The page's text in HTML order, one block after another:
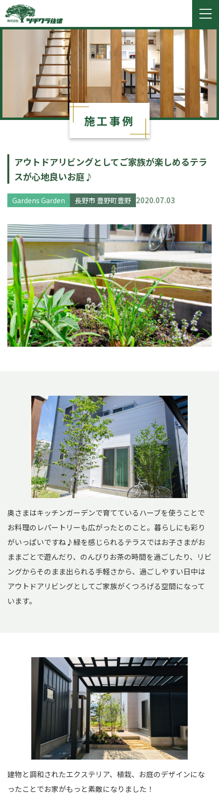
施工事例
アウトドアリビングとしてご家族が楽しめるテラ
スが心地良いお庭♪
Gardens Garden 長野市 豊野町豊野 2020.07.03
奥さまはキッチンガーデンで育てているハーブを使うことで
お料理のレパートリーも広がったとのこと。暮らしにも彩り
がいっぱいですね♪緑を感じられるテラスではお子さまがお
ままごとで遊んだり、のんびりお茶の時間を過ごしたり、リビ
ングからそのまま出られる手軽さから、過ごしやすい日中は
アウトドアリビングとしてご家族がくつろげる空間になって
います。
建物と調和されたエクステリア、植栽、お庭のデザインにな
ったことでお家がもっと素敵になりました！